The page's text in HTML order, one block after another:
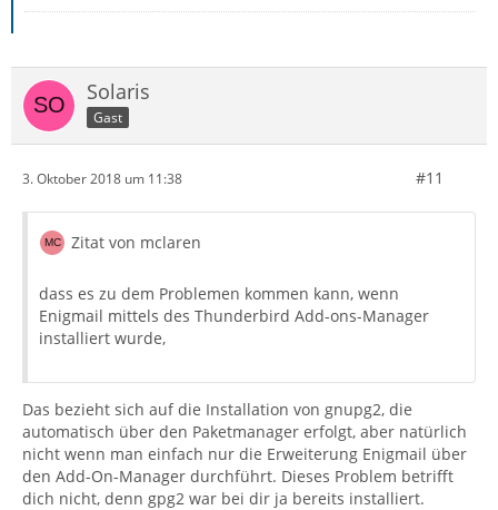
Solaris
Gast
3. Oktober 2018 um 11:38 #11
Zitat von mclaren
dass es zu dem Problemen kommen kann, wenn
Enigmail mittels des Thunderbird Add-ons-Manager
installiert wurde,
Das bezieht sich auf die Installation von gnupg2, die
automatisch über den Paketmanager erfolgt, aber natürlich
nicht wenn man einfach nur die Erweiterung Enigmail über
den Add-On-Manager durchführt. Dieses Problem betrifft
dich nicht, denn gpg2 war bei dir ja bereits installiert.